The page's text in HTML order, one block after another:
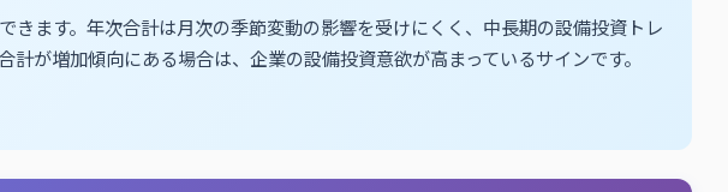
ます。年次合計は月次の季節変動の影響を受けにくく、中長期の設備投資トレ
が増加傾向にある場合は、企業の設備投資意欲が高まっているサインです。